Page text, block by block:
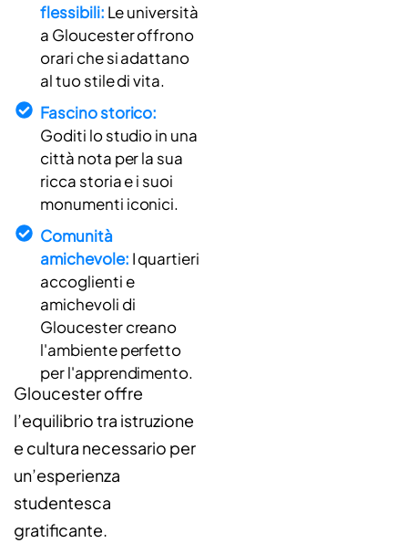
flessibili: Le università
a Gloucester offrono
orari che si adattano
al tuo stile di vita.
Fascino storico:
Goditi lo studio in una
città nota per la sua
ricca storia e i suoi
monumenti iconici.
Comunità
amichevole: I quartieri
accoglienti e
amichevoli di
Gloucester creano
l'ambiente perfetto
per l'apprendimento.
Gloucester offre
l’equilibrio tra istruzione
e cultura necessario per
un’esperienza
studentesca
gratificante.